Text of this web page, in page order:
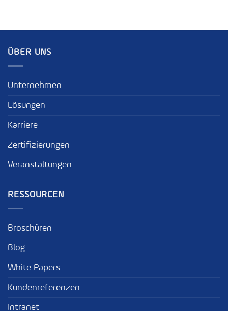
ÜBER UNS
Unternehmen
Lösungen
Karriere
Zertifizierungen
Veranstaltungen
RESSOURCEN
Broschüren
Blog
White Papers
Kundenreferenzen
Intranet